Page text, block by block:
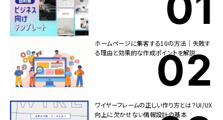
ホームページに集客する10の方法｜失敗す
る理由と効果的な作成ポイントを解説
ワイヤーフレームの正しい作り方とは？UI/UX
向上に欠かせない情報設計の基本